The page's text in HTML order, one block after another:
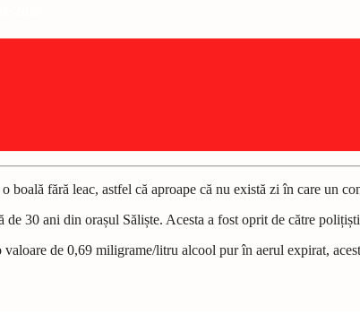
2025
boală fără leac, astfel că aproape că nu există zi în care un
de 30 ani din orașul Săliște. Acesta a fost oprit de către
valoare de 0,69 miligrame/litru alcool pur în aerul expirat,